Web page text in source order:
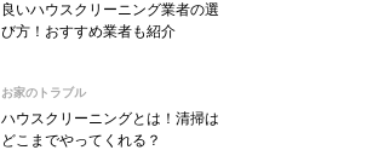
良いハウスクリーニング業者の選
び方！おすすめ業者も紹介
お家のトラブル
ハウスクリーニングとは！清掃は
どこまでやってくれる？